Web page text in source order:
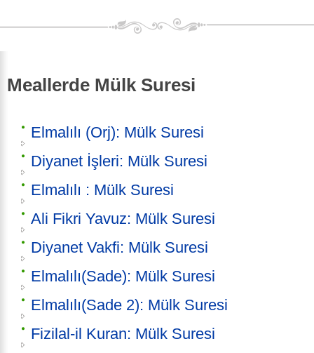
Meallerde Mülk Suresi
Elmalılı (Orj): Mülk Suresi
Diyanet İşleri: Mülk Suresi
Elmalılı : Mülk Suresi
Ali Fikri Yavuz: Mülk Suresi
Diyanet Vakfi: Mülk Suresi
Elmalılı(Sade): Mülk Suresi
Elmalılı(Sade 2): Mülk Suresi
Fizilal-il Kuran: Mülk Suresi